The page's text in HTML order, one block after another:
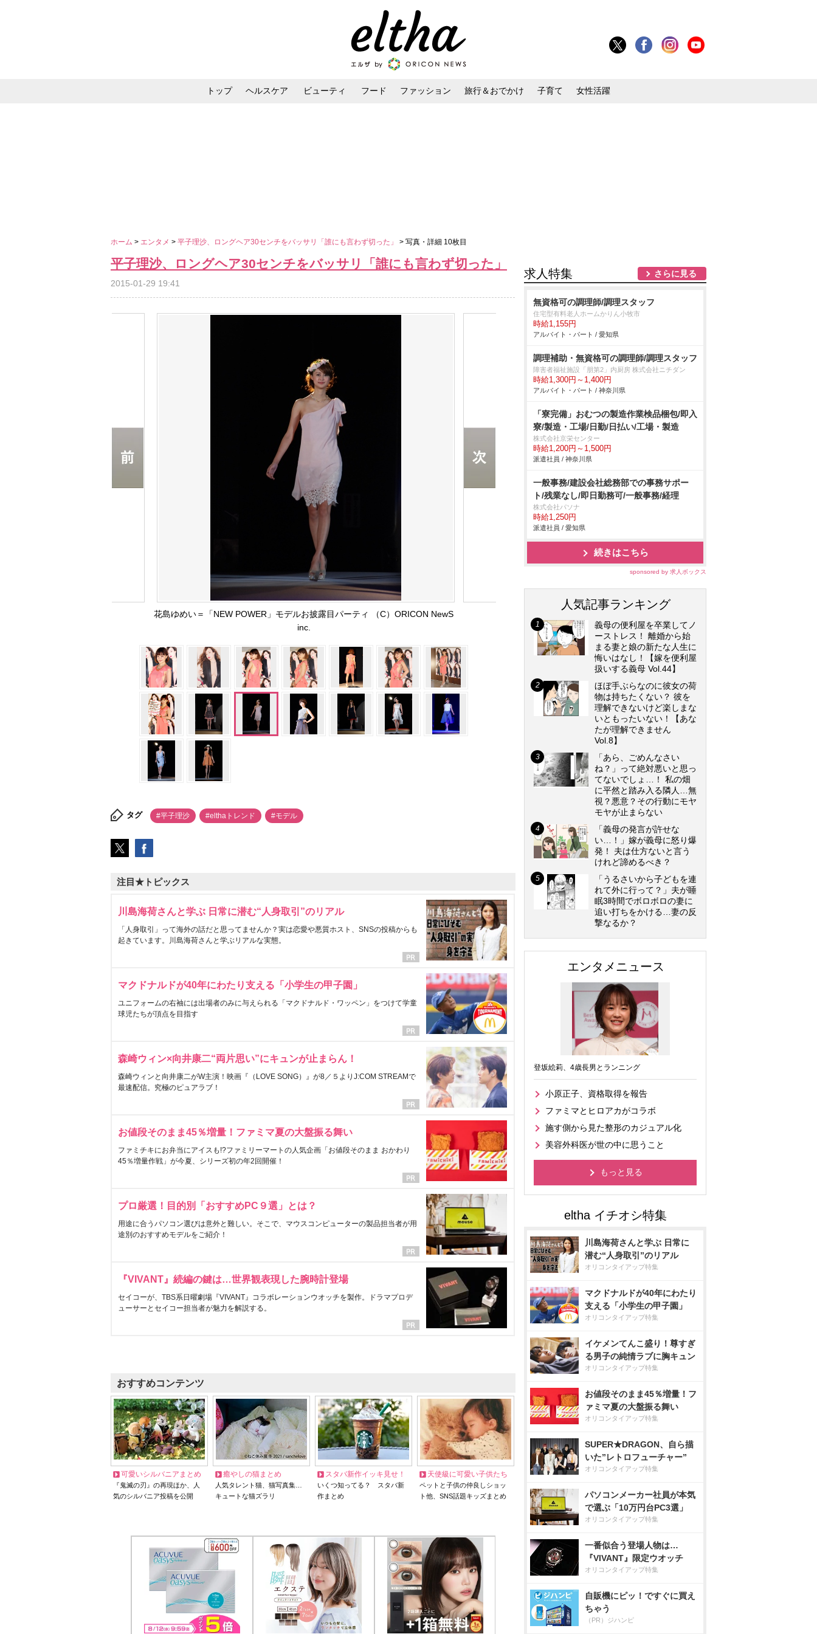
トップ ヘルスケア ビューティ フード ファッション 旅行＆おでかけ 子育て 女性活躍
ホーム > エンタメ > 平子理沙、ロングヘア30センチをバッサリ「誰にも言わず切った」 > 写真・詳細 10枚目
平子理沙、ロングヘア30センチをバッサリ「誰にも言わず切った」
2015-01-29 19:41
花島ゆめい＝「NEW POWER」モデルお披露目パーティ （C）ORICON NewS
inc.
タグ #平子理沙 #elthaトレンド #モデル
注目★トピックス
川島海荷さんと学ぶ 日常に潜む“人身取引”のリアル
「人身取引」って海外の話だと思ってませんか？実は恋愛や悪質ホスト、SNSの投稿からも
起きています。川島海荷さんと学ぶリアルな実態。
マクドナルドが40年にわたり支える「小学生の甲子園」
ユニフォームの右袖には出場者のみに与えられる「マクドナルド・ワッペン」をつけて学童
球児たちが頂点を目指す
森崎ウィン×向井康二“両片思い”にキュンが止まらん！
森崎ウィンと向井康二がW主演！映画『（LOVE SONG）』が8／５よりJ:COM STREAMで
最速配信。究極のピュアラブ！
お値段そのまま45％増量！ファミマ夏の大盤振る舞い
ファミチキにお弁当にアイスも!?ファミリーマートの人気企画「お値段そのまま おかわり
45％増量作戦」が今夏、シリーズ初の年2回開催！
プロ厳選！目的別「おすすめPC９選」とは？
用途に合うパソコン選びは意外と難しい。そこで、マウスコンピューターの製品担当者が用
途別のおすすめモデルをご紹介！
『VIVANT』続編の鍵は…世界観表現した腕時計登場
セイコーが、TBS系日曜劇場『VIVANT』コラボレーションウオッチを製作。ドラマプロデ
ューサーとセイコー担当者が魅力を解説する。
おすすめコンテンツ
可愛いシルバニアまとめ
『鬼滅の刃』の再現ほか、人
気のシルバニア投稿を公開
癒やしの猫まとめ
人気タレント猫、猫写真集…
キュートな猫ズラリ
スタバ新作イッキ見せ！
いくつ知ってる？ スタバ新
作まとめ
天使級に可愛い子供たち
ペットと子供の仲良しショッ
ト他、SNS話題キッズまとめ
求人特集 さらに見る
無資格可の調理師/調理スタッフ
住宅型有料老人ホームかりん小牧市
時給1,155円
アルバイト・パート / 愛知県
調理補助・無資格可の調理師/調理スタッフ
障害者福祉施設「朋第2」内厨房 株式会社ニチダン
時給1,300円～1,400円
アルバイト・パート / 神奈川県
「寮完備」おむつの製造作業検品梱包/即入
寮/製造・工場/日勤/日払い/工場・製造
株式会社京栄センター
時給1,200円～1,500円
派遣社員 / 神奈川県
一般事務/建設会社総務部での事務サポー
ト/残業なし/即日勤務可/一般事務/経理
株式会社パソナ
時給1,250円
派遣社員 / 愛知県
続きはこちら
sponsored by 求人ボックス
人気記事ランキング
義母の便利屋を卒業してノ
ーストレス！ 離婚から始
まる妻と娘の新たな人生に
悔いはなし！【嫁を便利屋
扱いする義母 Vol.44】
ほぼ手ぶらなのに彼女の荷
物は持ちたくない？ 彼を
理解できないけど楽しまな
いともったいない！【あな
たが理解できません
Vol.8】
「あら、ごめんなさい
ね？」って絶対悪いと思っ
てないでしょ…！ 私の畑
に平然と踏み入る隣人…無
視？悪意？その行動にモヤ
モヤが止まらない
「義母の発言が許せな
い…！」嫁が義母に怒り爆
発！ 夫は仕方ないと言う
けれど諦めるべき？
「うるさいから子どもを連
れて外に行って？」夫が睡
眠3時間でボロボロの妻に
追い打ちをかける…妻の反
撃なるか？
エンタメニュース
登坂絵莉、4歳長男とランニング
小原正子、資格取得を報告
ファミマとヒロアカがコラボ
施す側から見た整形のカジュアル化
美容外科医が世の中に思うこと
もっと見る
川島海荷さんと学ぶ 日常に
潜む“人身取引”のリアル
オリコンタイアップ特集
マクドナルドが40年にわたり
支える「小学生の甲子園」
オリコンタイアップ特集
イケメンてんこ盛り！尊すぎ
る男子の純情ラブに胸キュン
オリコンタイアップ特集
お値段そのまま45％増量！フ
ァミマ夏の大盤振る舞い
オリコンタイアップ特集
SUPER★DRAGON、自ら描
いた”レトロフューチャー”
オリコンタイアップ特集
パソコンメーカー社員が本気
で選ぶ「10万円台PC3選」
オリコンタイアップ特集
一番似合う登場人物は…
『VIVANT』限定ウオッチ
オリコンタイアップ特集
自販機にピッ！ですぐに買え
ちゃう
（PR）ジハンピ